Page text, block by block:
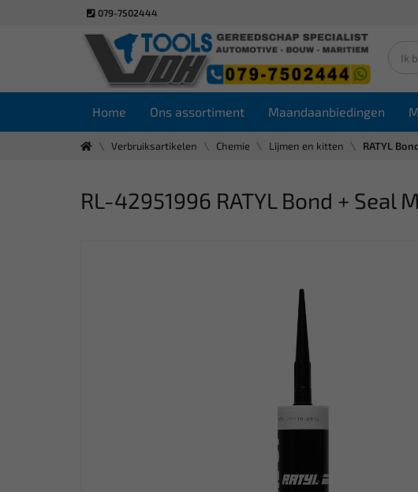
079-7502444
Home Ons assortiment Maandaanbiedingen
Verbruiksartikelen Chemie Lijmen en kitten RATYL
RL-42951996 RATYL Bond +